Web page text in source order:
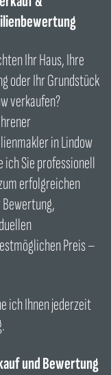
Ihr Haus, Ihre
oder Ihr Grundstück
verkaufen?
in Lindow
ich Sie professionell
erfolgreichen
Preis –
ich Ihnen jederzeit
und Bewertung